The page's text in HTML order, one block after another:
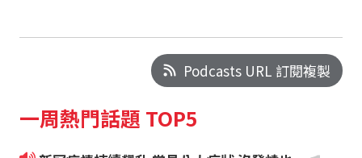
Podcasts URL 訂閱複製
一周熱門話題 TOP5